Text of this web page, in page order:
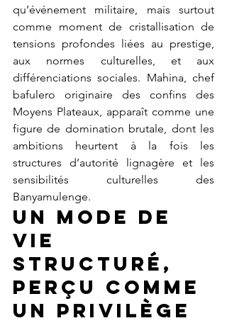
qu’événement militaire, mais surtout
comme moment de cristallisation de
tensions profondes liées au prestige,
aux normes culturelles, et aux
différenciations sociales. Mahina, chef
bafulero originaire des confins des
Moyens Plateaux, apparaît comme une
figure de domination brutale, dont les
ambitions heurtent à la fois les
structures d’autorité lignagère et les
sensibilités culturelles des
Banyamulenge.
Un mode de
vie
structuré,
perçu comme
un privilège